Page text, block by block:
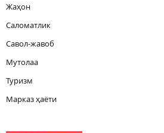
Жаҳон
Саломатлик
Савол-жавоб
Мутолаа
Туризм
Марказ ҳаёти